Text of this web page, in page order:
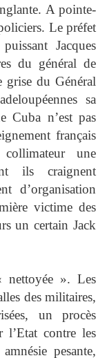
A pointe-
Le préfet
Jacques
du général de
grise du Général
sa
Cuba n’est pas
français
une
ils craignent
d’organisation
victime des
un certain Jack
nettoyée ». Les
des militaires,
un procès
contre les
pesante,